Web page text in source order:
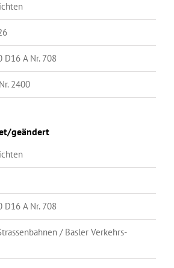
D16 A Nr. 708
2400
geändert
D16 A Nr. 708
/ Basler Verkehrs-